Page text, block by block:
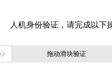
拖动滑块验证